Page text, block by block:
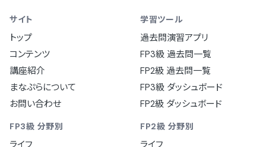
サイト
トップ
コンテンツ
講座紹介
まなぷらについて
お問い合わせ
学習ツール
過去問演習アプリ
FP3級 過去問一覧
FP2級 過去問一覧
FP3級 ダッシュボード
FP2級 ダッシュボード
FP3級 分野別
ライフ
FP2級 分野別
ライフ